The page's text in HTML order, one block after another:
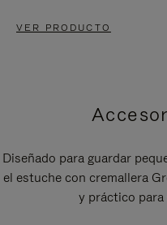
VER PRODUCTO
Diseñado para guardar
el estuche con cremallera
y práctico